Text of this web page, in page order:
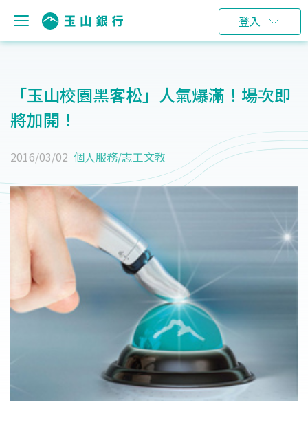
登入
「玉山校園黑客松」人氣爆滿！場次即
將加開！
2016/03/02 個人服務/志工文教